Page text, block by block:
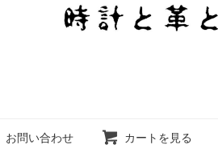
お問い合わせ カートを見る